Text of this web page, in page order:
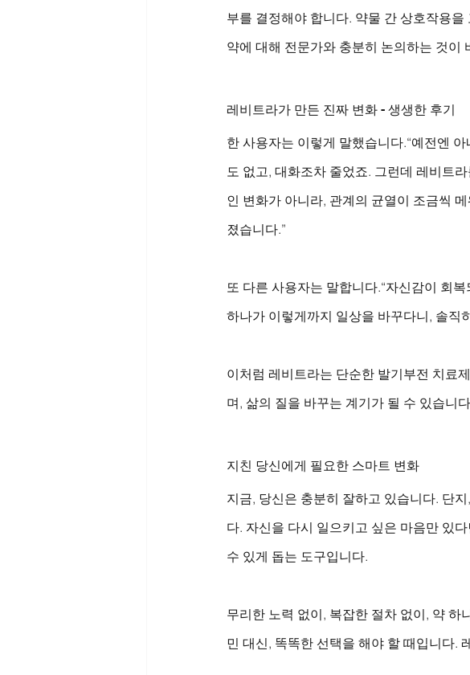
부를 결정해야 합니다. 약물 간 상호작용
약에 대해 전문가와 충분히 논의하는 것이
레비트라가 만든 진짜 변화 - 생생한 후기
한 사용자는 이렇게 말했습니다.“예전엔
도 없고, 대화조차 줄었죠. 그런데 레비트
인 변화가 아니라, 관계의 균열이 조금씩
졌습니다.”
또 다른 사용자는 말합니다.“자신감이 회
하나가 이렇게까지 일상을 바꾸다니, 솔직
이처럼 레비트라는 단순한 발기부전 치료
며, 삶의 질을 바꾸는 계기가 될 수 있습니
지친 당신에게 필요한 스마트 변화
지금, 당신은 충분히 잘하고 있습니다. 단
다. 자신을 다시 일으키고 싶은 마음만 있
수 있게 돕는 도구입니다.
무리한 노력 없이, 복잡한 절차 없이, 약 하
민 대신, 똑똑한 선택을 해야 할 때입니다.